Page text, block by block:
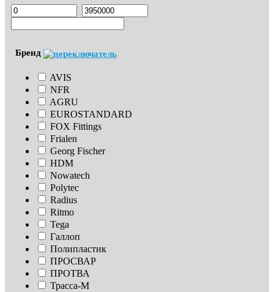
Бренд
AVIS
NFR
AGRU
EUROSTANDARD
FOX Fittings
Frialen
Georg Fischer
HDM
Nowatech
Polytec
Radius
Ritmo
Tega
Галлоп
Полипластик
ПРОСВАР
ПРОТВА
Трасса-М